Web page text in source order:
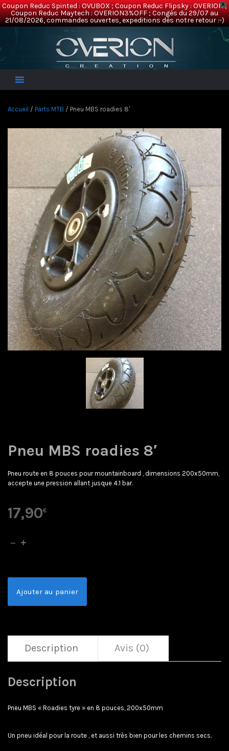
X
Coupon Reduc Spinted : OVUBOX ; Coupon Reduc Flipsky : OVERION ;
Coupon Reduc Maytech : OVERION3%OFF ; Congés du 29/07 au
21/08/2026, commandes ouvertes, expeditions dès notre retour :-)
Overion
Electric Mountainboards
Accueil / Parts MTB / Pneu MBS roadies 8′
Pneu MBS roadies 8′
Pneu route en 8 pouces pour mountainboard , dimensions 200x50mm,
accepte une pression allant jusque 4.1 bar.
17,90€
Ajouter au panier
Description Avis (0)
Description
Pneu MBS « Roadies tyre » en 8 pouces, 200x50mm
Un pneu idéal pour la route , et aussi très bien pour les chemins secs.